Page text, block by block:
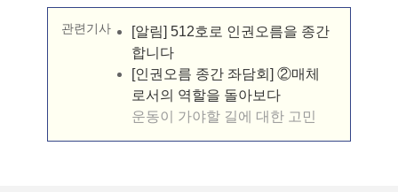
관련기사
[알림] 512호로 인권오름을 종간
합니다
[인권오름 종간 좌담회] ②매체
로서의 역할을 돌아보다
운동이 가야할 길에 대한 고민